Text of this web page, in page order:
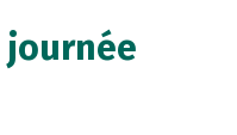
journée